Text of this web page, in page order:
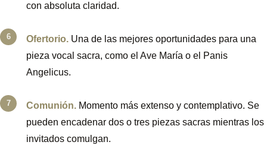
con absoluta claridad.
Ofertorio. Una de las mejores oportunidades para una
pieza vocal sacra, como el Ave María o el Panis
Angelicus.
Comunión. Momento más extenso y contemplativo. Se
pueden encadenar dos o tres piezas sacras mientras los
invitados comulgan.